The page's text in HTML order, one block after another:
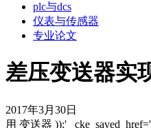
plc与dcs
仪表与传感器
专业论文
差压变送器实
2017年3月30日
用 变送器 ));'